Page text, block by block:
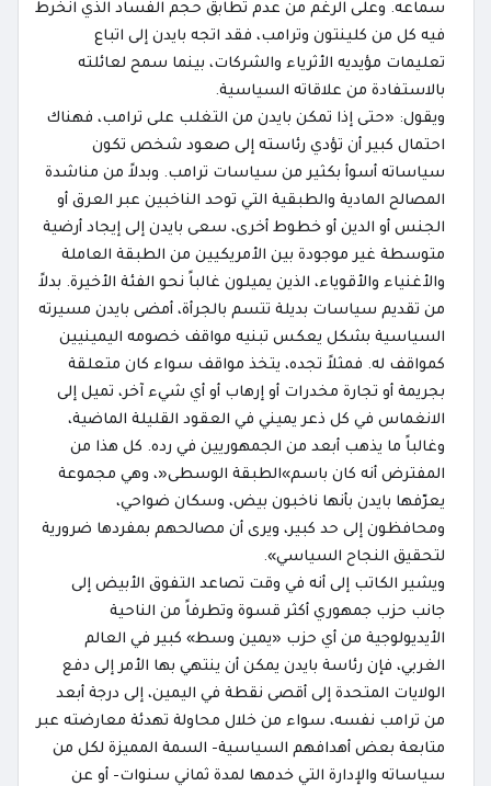
سماعه. وعلى الرغم من عدم تطابق حجم الفساد الذي انخرط
فيه كل من كلينتون وترامب، فقد اتجه بايدن إلى اتباع
تعليمات مؤيديه الأثرياء والشركات، بينما سمح لعائلته
بالاستفادة من علاقاته السياسية.
ويقول: «حتى إذا تمكن بايدن من التغلب على ترامب، فهناك
احتمال كبير أن تؤدي رئاسته إلى صعود شخص تكون
سياساته أسوأ بكثير من سياسات ترامب. وبدلاً من مناشدة
المصالح المادية والطبقية التي توحد الناخبين عبر العرق أو
الجنس أو الدين أو خطوط أخرى، سعى بايدن إلى إيجاد أرضية
متوسطة غير موجودة بين الأمريكيين من الطبقة العاملة
والأغنياء والأقوياء، الذين يميلون غالباً نحو الفئة الأخيرة. بدلاً
من تقديم سياسات بديلة تتسم بالجرأة، أمضى بايدن مسيرته
السياسية بشكل يعكس تبنيه مواقف خصومه اليمينيين
كمواقف له. فمثلاً تجده، يتخذ مواقف سواء كان متعلقة
بجريمة أو تجارة مخدرات أو إرهاب أو أي شيء آخر، تميل إلى
الانغماس في كل ذعر يميني في العقود القليلة الماضية،
وغالباً ما يذهب أبعد من الجمهوريين في رده. كل هذا من
المفترض أنه كان باسم»الطبقة الوسطى«، وهي مجموعة
يعرّفها بايدن بأنها ناخبون بيض، وسكان ضواحي،
ومحافظون إلى حد كبير، ويرى أن مصالحهم بمفردها ضرورية
لتحقيق النجاح السياسي».
ويشير الكاتب إلى أنه في وقت تصاعد التفوق الأبيض إلى
جانب حزب جمهوري أكثر قسوة وتطرفاً من الناحية
الأيديولوجية من أي حزب «يمين وسط» كبير في العالم
الغربي، فإن رئاسة بايدن يمكن أن ينتهي بها الأمر إلى دفع
الولايات المتحدة إلى أقصى نقطة في اليمين، إلى درجة أبعد
من ترامب نفسه، سواء من خلال محاولة تهدئة معارضته عبر
متابعة بعض أهدافهم السياسية- السمة المميزة لكل من
سياساته والإدارة التي خدمها لمدة ثماني سنوات- أو عن